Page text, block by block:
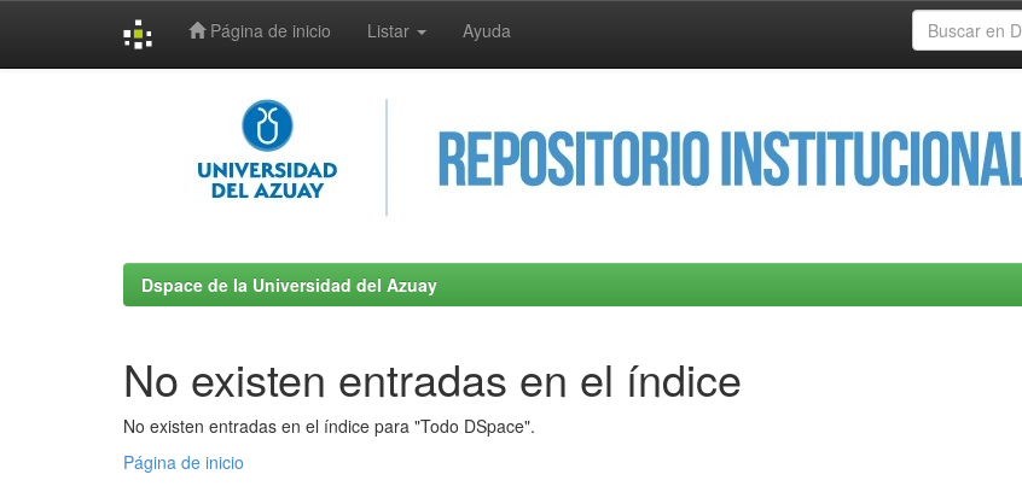
Página de inicio Listar Ayuda
Dspace de la Universidad del Azuay
No existen entradas en el índice
No existen entradas en el índice para "Todo DSpace".
Página de inicio